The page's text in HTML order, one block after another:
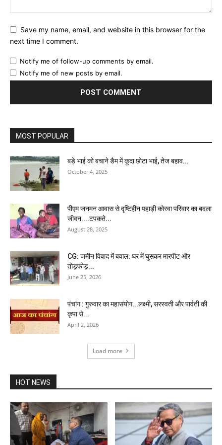
Save my name, email, and website in this browser for the
next time I comment.
Notify me of follow-up comments by email.
Notify me of new posts by email.
MOST POPULAR
बड़े भाई को बचाने डैम में कूदा छोटा भाई, तेज बहाव...
October 4, 2025
पीएम जनमन आवास से दृष्टिहीन पहाड़ी कोरवा परिवार का बदला
जीवन....टपकते...
August 28, 2025
CG: जमीन विवाद में बवाल: घर में घुसकर मारपीट और
तोड़फोड़...
June 25, 2026
पंचांग : गुरुवार का महासंयोग...लक्ष्मी, सरस्वती और पार्वती की
कृपा से...
April 2, 2026
Load more
HOT NEWS